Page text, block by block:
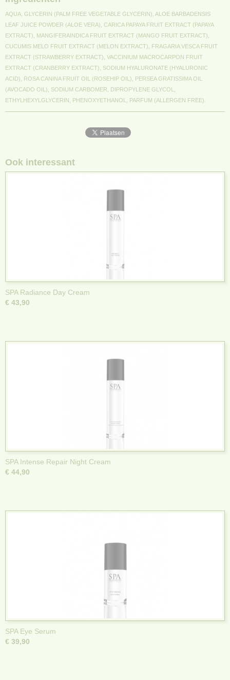
AQUA, GLYCERIN (PALM FREE VEGETABLE GLYCERIN), ALOE BARBADENSIS
LEAF JUICE POWDER (ALOE VERA), CARICA PAPAYA FRUIT EXTRACT (PAPAYA
EXTRACT), MANGIFERAINDICA FRUIT EXTRACT (MANGO FRUIT EXTRACT),
CUCUMIS MELO FRUIT EXTRACT (MELON EXTRACT), FRAGARIA VESCA FRUIT
EXTRACT (STRAWBERRY EXTRACT), VACCINIUM MACROCARPON FRUIT
EXTRACT (CRANBERRY EXTRACT), SODIUM HYALURONATE (HYALURONIC
ACID), ROSA CANINA FRUIT OIL (ROSEHIP OIL), PERSEA GRATISSIMA OIL
(AVOCADO OIL), SODIUM CARBOMER, DIPROPYLENE GLYCOL,
ETHYLHEXYLGLYCERIN, PHENOXYETHANOL, PARFUM (ALLERGEN FREE).
Ook interessant
SPA Radiance Day Cream
€ 43,90
SPA Intense Repair Night Cream
€ 44,90
SPA Eye Serum
€ 39,90